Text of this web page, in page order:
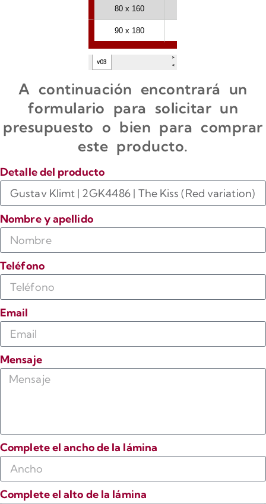
A continuación encontrará un
formulario para solicitar un
presupuesto o bien para comprar
este producto.
Detalle del producto
Nombre y apellido
Teléfono
Email
Mensaje
Complete el ancho de la lámina
Complete el alto de la lámina